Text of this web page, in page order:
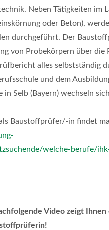
Neben Tätigkeiten im
oder Beton),
durchgeführt. Der
von Probekörpern über die
alles selbstständig
und dem
Selb (Bayern) wechseln
Baustoffprüfer/-in findet
welche-berufe/
Video zeigt Ihnen